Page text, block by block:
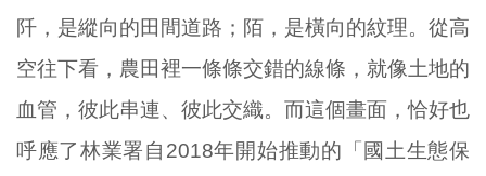
阡，是縱向的田間道路；陌，是橫向的紋理。 從高
空往下看，農田裡一條條交錯的線條，就像土地的
血管，彼此串連、彼此交織。而這個畫面，恰好也
呼應了林業署自2018年開始推動的「國土生態保